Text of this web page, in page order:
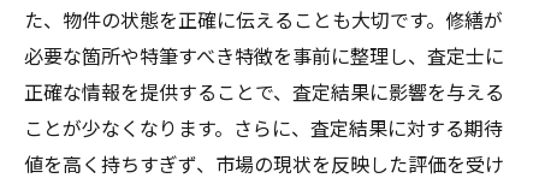
た、物件の状態を正確に伝えることも大切です。修繕が
必要な箇所や特筆すべき特徴を事前に整理し、査定士に
正確な情報を提供することで、査定結果に影響を与える
ことが少なくなります。さらに、査定結果に対する期待
値を高く持ちすぎず、市場の現状を反映した評価を受け